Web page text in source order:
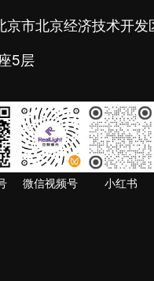
京市北京经济技术开
5层
微信视频号 小红书